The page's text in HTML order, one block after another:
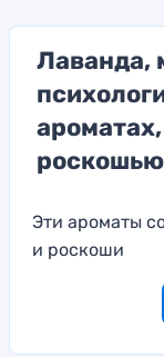
Лаванда,
роскошью
Эти ароматы
и роскоши